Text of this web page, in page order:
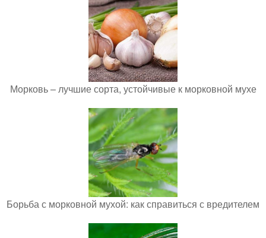
Морковь – лучшие сорта, устойчивые к морковной мухе
Борьба с морковной мухой: как справиться с вредителем